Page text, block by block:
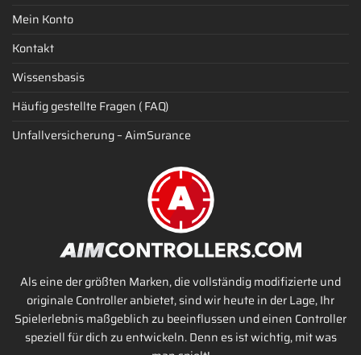
Mein Konto
Kontakt
Wissensbasis
Häufig gestellte Fragen ( FAQ)
Unfallversicherung – AimSurance
Als eine der größten Marken, die vollständig modifizierte und
originale Controller anbietet, sind wir heute in der Lage, Ihr
Spielerlebnis maßgeblich zu beeinflussen und einen Controller
speziell für dich zu entwickeln. Denn es ist wichtig, mit was